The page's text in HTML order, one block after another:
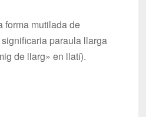
forma mutilada de
paraula llarga
de llarg» en llatí).